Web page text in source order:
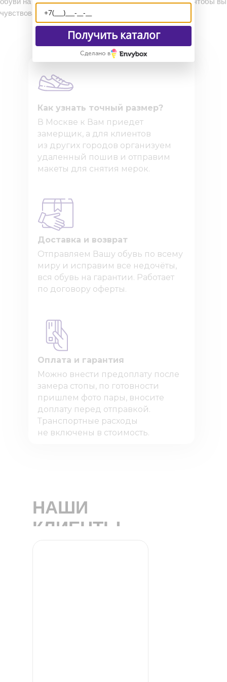
чувствовали себя комфортно в течение всего дня.
Доставка и возврат
В Москве к Вам приедет
замерщик, а для клиентов
из других городов организуем
удаленный пошив и отправим
макеты для снятия мерок.
Как узнать точный размер?
Отправляем Вашу обувь по всему
миру и исправим все недочёты,
вся обувь на гарантии. Работает
по договору оферты.
Оплата и гарантия
Можно внести предоплату после
замера стопы, по готовности
пришлем фото пары, вносите
доплату перед отправкой.
Транспортные расходы
не включены в стоимость.
НАШИ
КЛИЕНТЫ
Получить каталог
Сделано в